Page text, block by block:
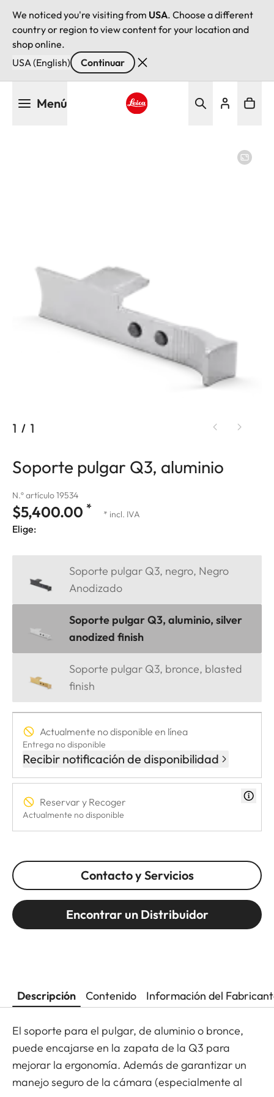
We noticed you're visiting from USA. Choose a different
country or region to view content for your location and
shop online.
USA (English)
Continuar
Menú
1 / 1
Soporte pulgar Q3, aluminio
N.º artículo 19534
$5,400.00 * * incl. IVA
Elige:
Soporte pulgar Q3, negro, Negro
Anodizado
Soporte pulgar Q3, aluminio, silver
anodized finish
Soporte pulgar Q3, bronce, blasted
finish
Actualmente no disponible en línea
Entrega no disponible
Recibir notificación de disponibilidad
Reservar y Recoger
Actualmente no disponible
Contacto y Servicios
Encontrar un Distribuidor
Descripción Contenido Información del
El soporte para el pulgar, de aluminio o bronce,
puede encajarse en la zapata de la Q3 para
mejorar la ergonomía. Además de garantizar un
manejo seguro de la cámara (especialmente al